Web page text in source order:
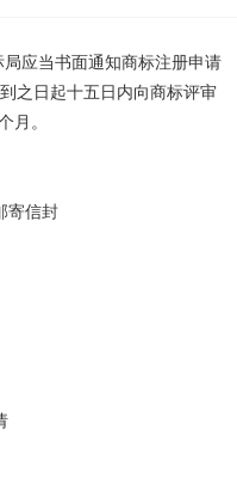
应当书面通知商标注册申请
之日起十五日内向商标评审
月。
寄信封